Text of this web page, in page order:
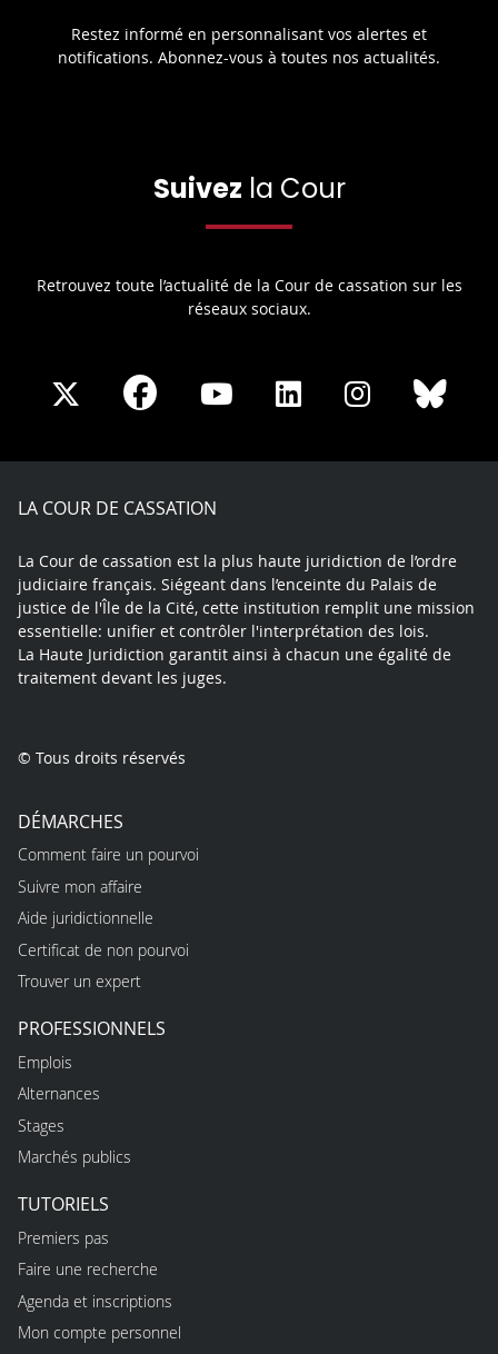
Restez informé en personnalisant vos alertes et
notifications. Abonnez-vous à toutes nos actualités.
Suivez la Cour
Retrouvez toute l’actualité de la Cour de cassation sur les
réseaux sociaux.
Share
X
Share
Facebook
Share
Youtube
Share
LinkedIn
Share
Instagram
LA COUR DE CASSATION
La Cour de cassation est la plus haute juridiction de l’ordre
judiciaire français. Siégeant dans l’enceinte du Palais de
justice de l'Île de la Cité, cette institution remplit une mission
essentielle: unifier et contrôler l'interprétation des lois.
La Haute Juridiction garantit ainsi à chacun une égalité de
traitement devant les juges.
© Tous droits réservés
DÉMARCHES
Comment faire un pourvoi
Suivre mon affaire
Aide juridictionnelle
Certificat de non pourvoi
Trouver un expert
PROFESSIONNELS
Emplois
Alternances
Stages
Marchés publics
TUTORIELS
Premiers pas
Faire une recherche
Agenda et inscriptions
Mon compte personnel